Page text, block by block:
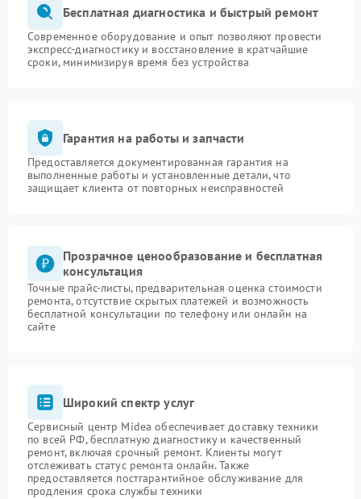
Бесплатная диагностика и быстрый ремонт
Современное оборудование и опыт позволяют провести
экспресс-диагностику и восстановление в кратчайшие
сроки, минимизируя время без устройства
Гарантия на работы и запчасти
Предоставляется документированная гарантия на
выполненные работы и установленные детали, что
защищает клиента от повторных неисправностей
Прозрачное ценообразование и бесплатная
консультация
Точные прайс-листы, предварительная оценка стоимости
ремонта, отсутствие скрытых платежей и возможность
бесплатной консультации по телефону или онлайн на
сайте
Широкий спектр услуг
Сервисный центр Midea обеспечивает доставку техники
по всей РФ, бесплатную диагностику и качественный
ремонт, включая срочный ремонт. Клиенты могут
отслеживать статус ремонта онлайн. Также
предоставляется постгарантийное обслуживание для
продления срока службы техники